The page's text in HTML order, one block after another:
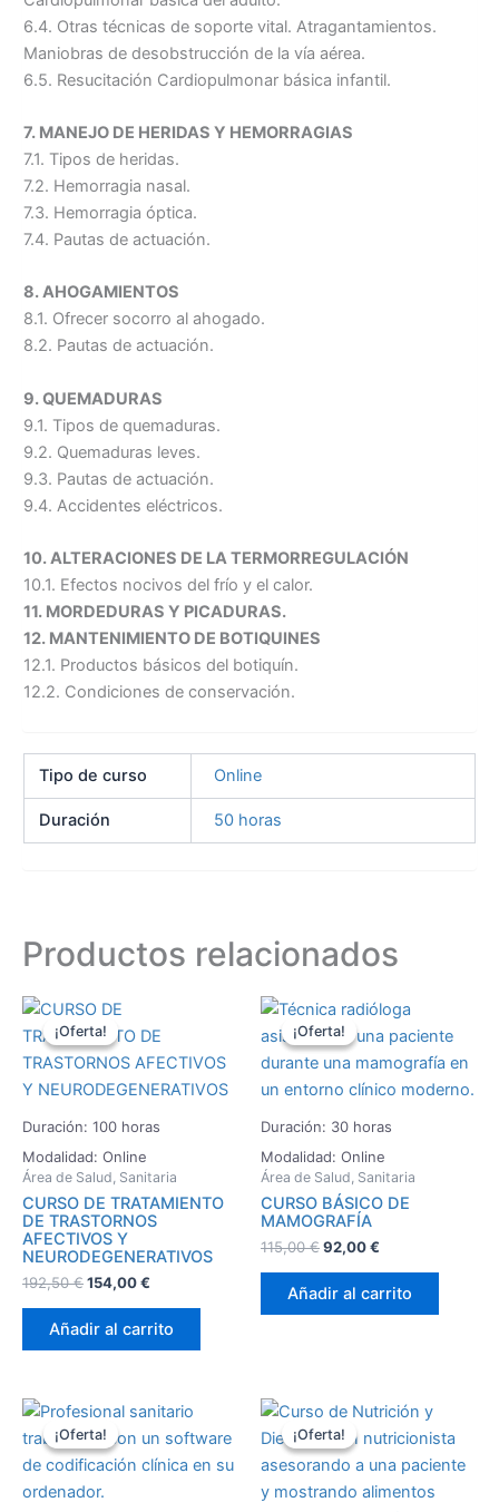
6.4. Otras técnicas de soporte vital. Atragantamientos.
Maniobras de desobstrucción de la vía aérea.
6.5. Resucitación Cardiopulmonar básica infantil.
7. MANEJO DE HERIDAS Y HEMORRAGIAS
7.1. Tipos de heridas.
7.2. Hemorragia nasal.
7.3. Hemorragia óptica.
7.4. Pautas de actuación.
8. AHOGAMIENTOS
8.1. Ofrecer socorro al ahogado.
8.2. Pautas de actuación.
9. QUEMADURAS
9.1. Tipos de quemaduras.
9.2. Quemaduras leves.
9.3. Pautas de actuación.
9.4. Accidentes eléctricos.
10. ALTERACIONES DE LA TERMORREGULACIÓN
10.1. Efectos nocivos del frío y el calor.
11. MORDEDURAS Y PICADURAS.
12. MANTENIMIENTO DE BOTIQUINES
12.1. Productos básicos del botiquín.
12.2. Condiciones de conservación.
Tipo de curso Online
Duración 50 horas
Productos relacionados
¡Oferta!
Duración: 100 horas
Modalidad: Online
¡Oferta!
Área de Salud, Sanitaria
CURSO DE TRATAMIENTO
DE TRASTORNOS
AFECTIVOS Y
NEURODEGENERATIVOS
192,50€
El
precio
original
era:
192,50 €.
154,00€
actual
es:
154,00 €.
Añadir al carrito
¡Oferta!
Duración: 30 horas
Modalidad: Online
¡Oferta!
Área de Salud, Sanitaria
CURSO BÁSICO DE
MAMOGRAFÍA
115,00€
El
precio
original
era:
115,00 €.
92,00€
El
precio
actual
es:
92,00 €.
Añadir al carrito
¡Oferta!
¡Oferta!
El
precio
original
era:
96,25 €.
El
actual
es:
¡Oferta!
¡Oferta!
El
precio
original
era:
202,50 €.
El
precio
actual
es:
162,00 €.